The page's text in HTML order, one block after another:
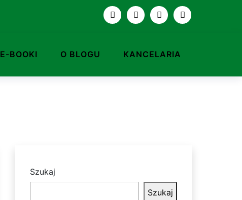
E-BOOKI O BLOGU KANCELARIA
Szukaj
Szukaj